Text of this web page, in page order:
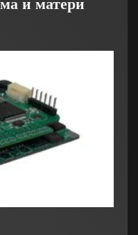
и матери